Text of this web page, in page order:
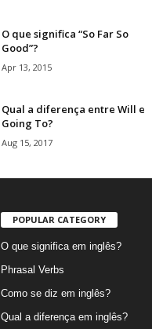
O que significa “So Far So
Good”?
Apr 13, 2015
Qual a diferença entre Will e
Going To?
Aug 15, 2017
POPULAR CATEGORY
O que significa em inglês?
Phrasal Verbs
Como se diz em inglês?
Qual a diferença em inglês?